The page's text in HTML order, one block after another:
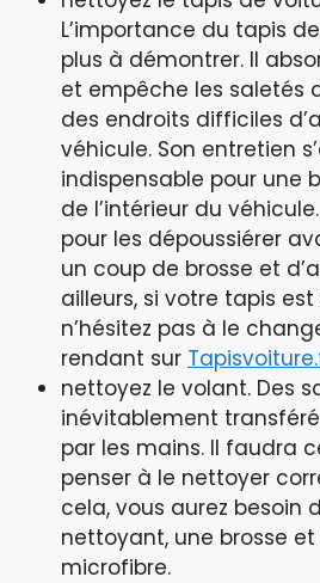
L’importance du tapis
plus à démontrer. Il
et empêche les saletés
des endroits difficiles
véhicule. Son entretien
indispensable pour une
de l’intérieur du
pour les dépoussiérer
un coup de brosse et
ailleurs, si votre tapis est
n’hésitez pas à le
rendant sur
nettoyez le volant. Des
inévitablement
par les mains. Il faudra
penser à le nettoyer
cela, vous aurez besoin
nettoyant, une brosse
microfibre.